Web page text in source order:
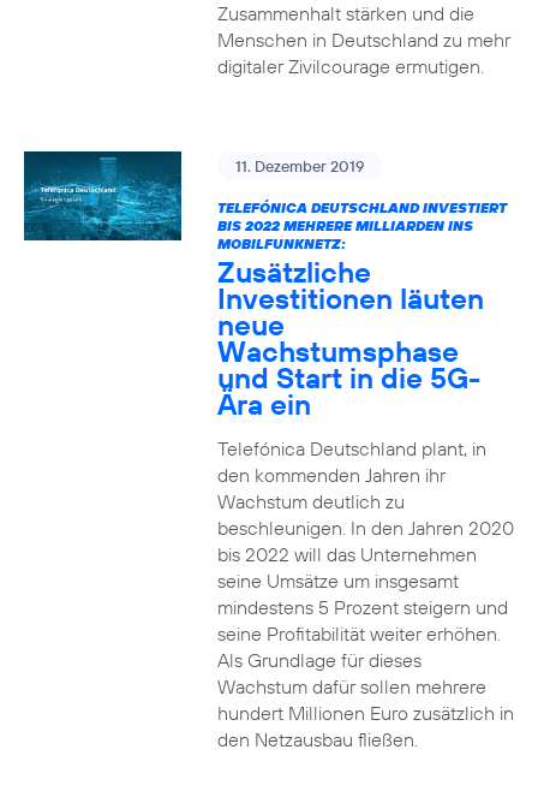
Zusammenhalt stärken und die
Menschen in Deutschland zu mehr
digitaler Zivilcourage ermutigen.
11. Dezember 2019
TELEFÓNICA DEUTSCHLAND INVESTIERT
BIS 2022 MEHRERE MILLIARDEN INS
MOBILFUNKNETZ:
Zusätzliche
Investitionen läuten
neue
Wachstumsphase
und Start in die 5G-
Ära ein
Telefónica Deutschland plant, in
den kommenden Jahren ihr
Wachstum deutlich zu
beschleunigen. In den Jahren 2020
bis 2022 will das Unternehmen
seine Umsätze um insgesamt
mindestens 5 Prozent steigern und
seine Profitabilität weiter erhöhen.
Als Grundlage für dieses
Wachstum dafür sollen mehrere
hundert Millionen Euro zusätzlich in
den Netzausbau fließen.